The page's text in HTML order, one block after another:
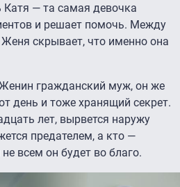
Катя — та самая девочка
и решает помочь. Между
скрывает, что именно она
гражданский муж, он же
день и тоже хранящий секрет.
лет, вырвется наружу
предателем, а кто —
всем он будет во благо.